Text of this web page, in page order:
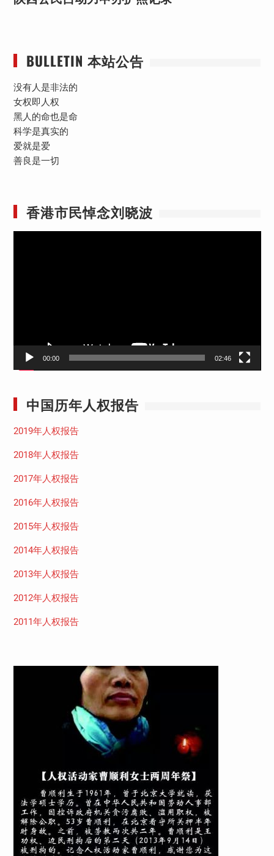
BULLETIN 本站公告
没有人是非法的
女权即人权
黑人的命也是命
科学是真实的
爱就是爱
善良是一切
香港市民悼念刘晓波
00:00 02:46
中国历年人权报告
2019年人权报告
2018年人权报告
2017年人权报告
2016年人权报告
2015年人权报告
2014年人权报告
2013年人权报告
2012年人权报告
2011年人权报告